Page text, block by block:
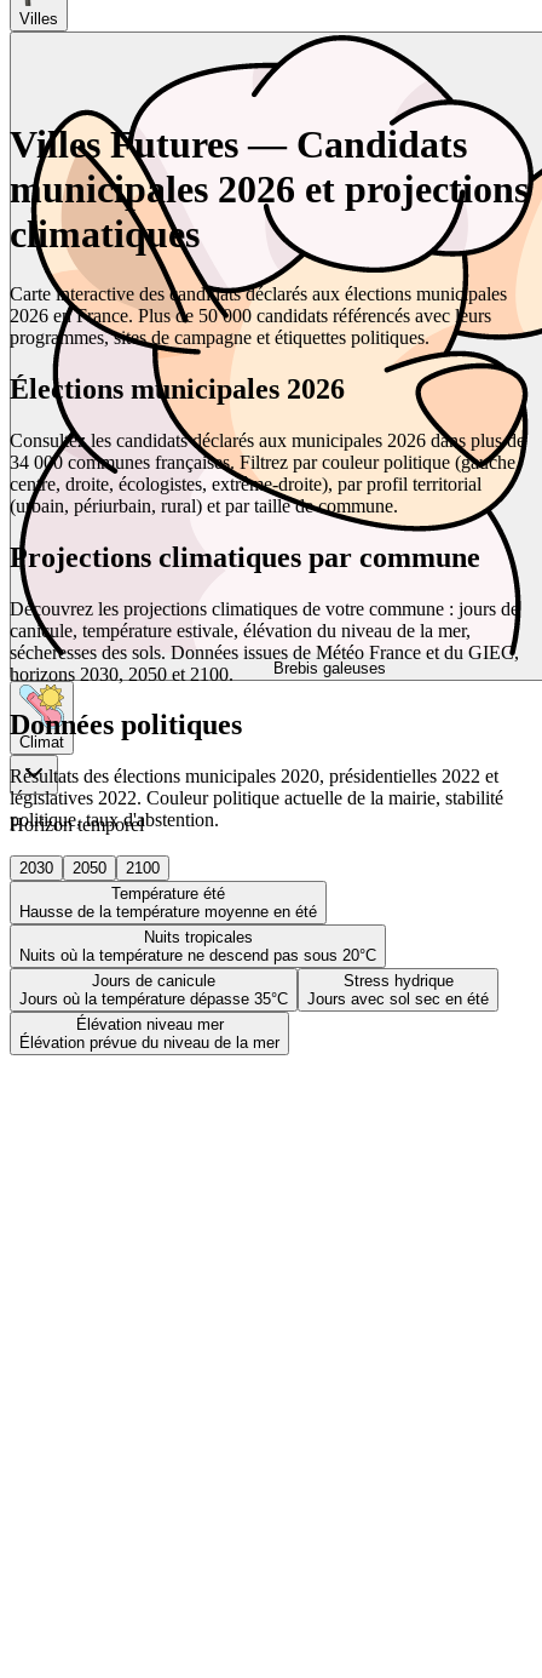
Villes
Brebis galeuses
Climat
Horizon temporel
2030 2050
2100
Température été
Hausse de la température moyenne en été
Nuits tropicales
Nuits où la température ne descend pas sous 20°C
Jours de canicule
Jours où la température dépasse 35°C
Stress hydrique
Jours avec sol sec en été
Élévation niveau mer
Élévation prévue du niveau de la mer
Villes Futures — Candidats
municipales 2026 et projections
climatiques
Carte interactive des candidats déclarés aux élections municipales
2026 en France. Plus de 50 000 candidats référencés avec leurs
programmes, sites de campagne et étiquettes politiques.
Élections municipales 2026
Consultez les candidats déclarés aux municipales 2026 dans plus de
34 000 communes françaises. Filtrez par couleur politique (gauche,
centre, droite, écologistes, extrême-droite), par profil territorial
(urbain, périurbain, rural) et par taille de commune.
Projections climatiques par commune
Découvrez les projections climatiques de votre commune : jours de
canicule, température estivale, élévation du niveau de la mer,
sécheresses des sols. Données issues de Météo France et du GIEC,
horizons 2030, 2050 et 2100.
Données politiques
Résultats des élections municipales 2020, présidentielles 2022 et
législatives 2022. Couleur politique actuelle de la mairie, stabilité
politique, taux d'abstention.